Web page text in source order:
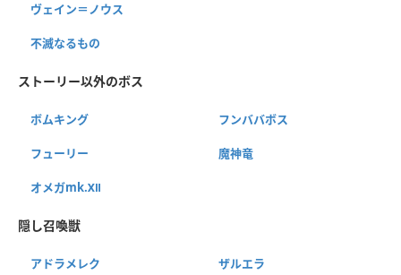
ヴェイン＝ノウス
不滅なるもの
ストーリー以外のボス
ボムキング フンババボス
フューリー 魔神竜
オメガmk.Ⅻ
隠し召喚獣
アドラメレク ザルエラ